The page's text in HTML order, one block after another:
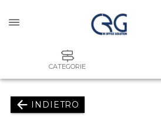
CATEGORIE
INDIETRO